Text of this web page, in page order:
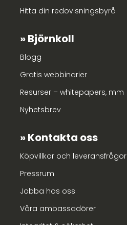
Hitta din redovisningsbyrå
Björnkoll
Blogg
Gratis webbinarier
Resurser – whitepapers, mm
Nyhetsbrev
Kontakta oss
Köpvillkor och leveransfrågor
Pressrum
Jobba hos oss
Våra ambassadörer